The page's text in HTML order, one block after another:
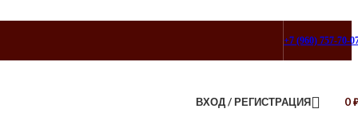
+7 (960) 757-70-
ВХОД / РЕГИСТРАЦИЯ 0